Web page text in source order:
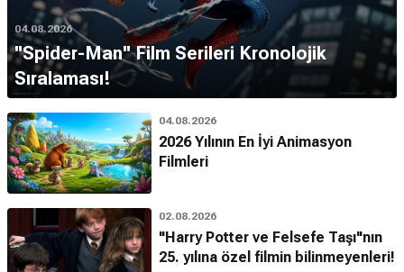
04.08.2026
''Spider-Man'' Film Serileri Kronolojik
Sıralaması!
04.08.2026
2026 Yılının En İyi Animasyon
Filmleri
02.08.2026
"Harry Potter ve Felsefe Taşı"nın
25. yılına özel filmin bilinmeyenleri!